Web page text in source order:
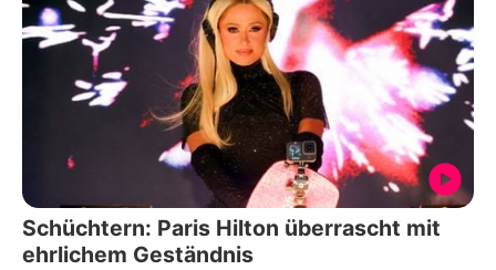
Schüchtern: Paris Hilton überrascht mit
ehrlichem Geständnis